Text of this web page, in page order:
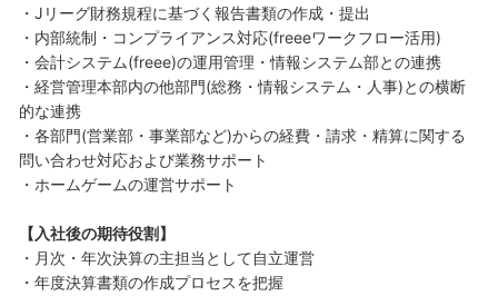
・Jリーグ財務規程に基づく報告書類の作成・提出
・内部統制・コンプライアンス対応(freeeワークフロー活用)
・会計システム(freee)の運用管理・情報システム部との連携
・経営管理本部内の他部門(総務・情報システム・人事)との横断
的な連携
・各部門(営業部・事業部など)からの経費・請求・精算に関する
問い合わせ対応および業務サポート
・ホームゲームの運営サポート
【入社後の期待役割】
・月次・年次決算の主担当として自立運営
・年度決算書類の作成プロセスを把握